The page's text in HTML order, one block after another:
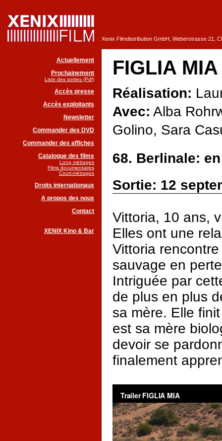
Xenix Filmdistribution GmbH, Weberstrasse 21,
Actuellement
Prochainement
Liste des sorties (Pdf)
Accès presse
Accès exploitants
Newsletter
Commander des DVD
Commander des affiches
Catalogue des films
Long métrages
Films documentaires
Court-métrages
Droits internationaux
A propos des nous
Contact
XENIX Kino & Bar
FIGLIA MIA
Réalisation:
Avec: Alba
Golino, Sara
68. Berlinale:
Sortie: 12
Vittoria, 10 ans,
Elles ont une
Vittoria
sauvage en
Intriguée par
de plus en plus
sa mère. Elle
est sa mère
devoir se
finalement